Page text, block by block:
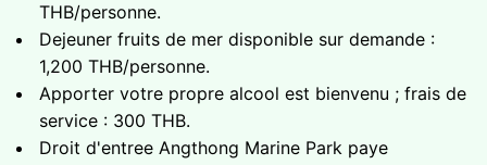
Baignade en eau cristalline
Boissons et fruits frais inclus
Duree totale - 4 heures
Choix de destination : Koh Phangan, Angthong
Marine National Park ou Iles du Sud
Journee complete sur l'eau avec un maximum de
temps a terre
Snorkeling aux meilleurs sites de recifs de votre
THB/personne.
Dejeuner fruits de mer disponible sur demande :
1,200 THB/personne.
Apporter votre propre alcool est bienvenu ; frais de
service : 300 THB.
Droit d'entree Angthong Marine Park paye